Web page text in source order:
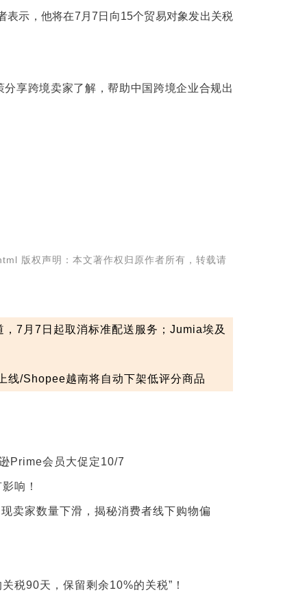
表示，他将在7月7日向15个贸易对象发出关税
分享跨境卖家了解，帮助中国跨境企业合规出
版权声明：本文著作权归原作者所有，转载请
7月7日起取消标准配送服务；Jumia埃及
线/Shopee越南将自动下架低评分商品
Prime会员大促定10/7
响！
卖家数量下滑，揭秘消费者线下购物偏
税90天，保留剩余10%的关税”！